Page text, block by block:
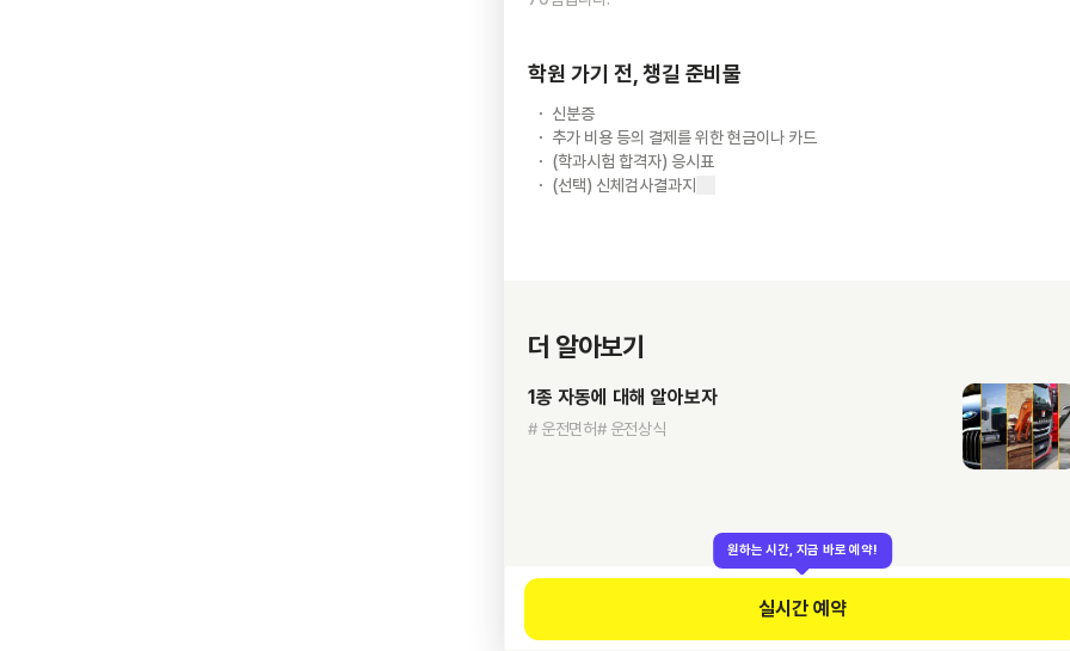
학원 가기 전, 챙길 준비물
신분증
추가 비용 등의 결제를 위한 현금이나 카드
(학과시험 합격자) 응시표
(선택) 신체검사결과지
더 알아보기
1종 자동에 대해 알아보자
# 운전면허# 운전상식
원하는 시간, 지금 바로 예약!
실시간 예약